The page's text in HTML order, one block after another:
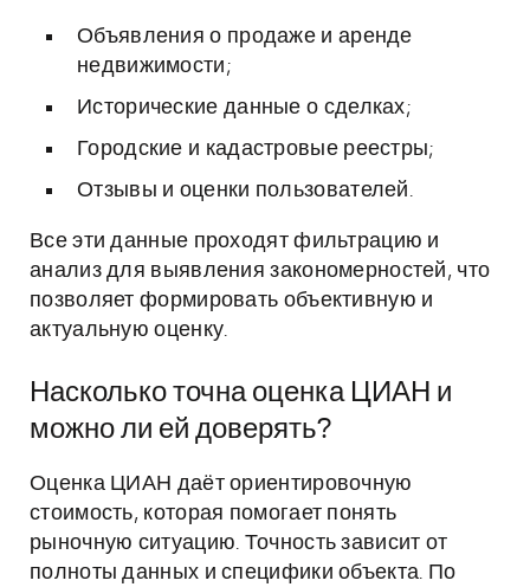
Объявления о продаже и аренде
недвижимости;
Исторические данные о сделках;
Городские и кадастровые реестры;
Отзывы и оценки пользователей.
Все эти данные проходят фильтрацию и
анализ для выявления закономерностей, что
позволяет формировать объективную и
актуальную оценку.
Насколько точна оценка ЦИАН и
можно ли ей доверять?
Оценка ЦИАН даёт ориентировочную
стоимость, которая помогает понять
рыночную ситуацию. Точность зависит от
полноты данных и специфики объекта. По